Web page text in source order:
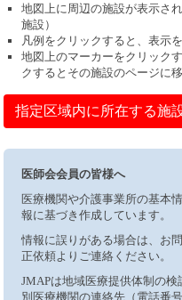
地図上に周辺の施設が表示さ
施設）
凡例をクリックすると、表示
地図上のマーカーをクリック
クするとその施設のページに移
指定区域内に所在する施
医師会会員の皆様へ
医療機関や介護事業所の基本
報に基づき作成しています。
情報に誤りがある場合は、お
正依頼よりご連絡ください。
JMAPは地域医療提供体制の
別医療機関の連絡先（電話番